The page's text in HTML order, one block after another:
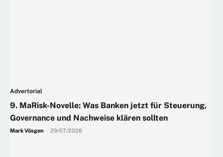
Advertorial
9. MaRisk-Novelle: Was Banken jetzt für Steuerung,
Governance und Nachweise klären sollten
Mark Vösgen 29/07/2026